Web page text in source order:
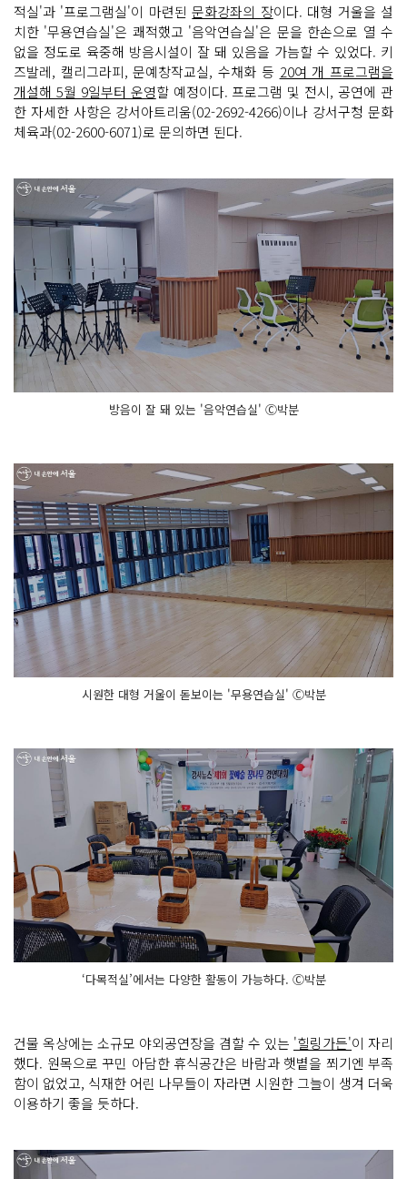
적실'과 '프로그램실'이 마련된문화강좌의 장이다. 대형 거울을 설
치한 '무용연습실'은 쾌적했고 '음악연습실'은 문을 한손으로 열 수
없을 정도로 육중해 방음시설이 잘 돼 있음을 가늠할 수 있었다. 키
즈발레, 캘리그라피, 문예창작교실, 수채화 등 20여 개 프로그램을
개설해 5월 9일부터 운영할 예정이다. 프로그램 및 전시, 공연에 관
한 자세한 사항은 강서아트리움(02-2692-4266)이나 강서구청 문화
체육과(02-2600-6071)로 문의하면 된다.
방음이 잘 돼 있는 '음악연습실' Ⓒ박분
시원한 대형 거울이 돋보이는 '무용연습실' Ⓒ박분
‘다목적실’에서는 다양한 활동이 가능하다. Ⓒ박분
건물 옥상에는 소규모 야외공연장을 겸할 수 있는 '힐링가든'이 자리
했다. 원목으로 꾸민 아담한 휴식공간은 바람과 햇볕을 쬐기엔 부족
함이 없었고, 식재한 어린 나무들이 자라면 시원한 그늘이 생겨 더욱
이용하기 좋을 듯하다.